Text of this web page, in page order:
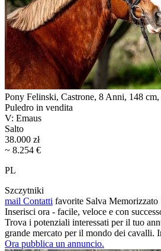
Pony Felinski, Castrone, 8 Anni, 148 cm,
Puledro in vendita
V: Emaus
Salto
38.000 zł
~ 8.254 €
PL
Szczytniki
mail Contatti favorite Salva Memorizzato
Inserisci ora - facile, veloce e con
Trova i potenziali interessati per il tuo
grande mercato per il mondo dei cavalli.
Ora pubblica un annuncio.